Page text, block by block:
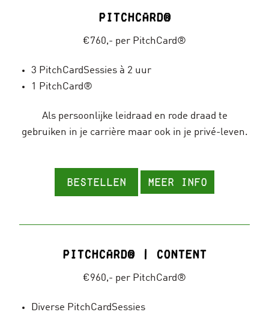
PitchCard®
€760,- per PitchCard®
3 PitchCardSessies à 2 uur
1 PitchCard®
Als persoonlijke leidraad en rode draad te
gebruiken in je carrière maar ook in je privé-leven.
Bestellen Meer info
PitchCard® | Content
€960,- per PitchCard®
Diverse PitchCardSessies